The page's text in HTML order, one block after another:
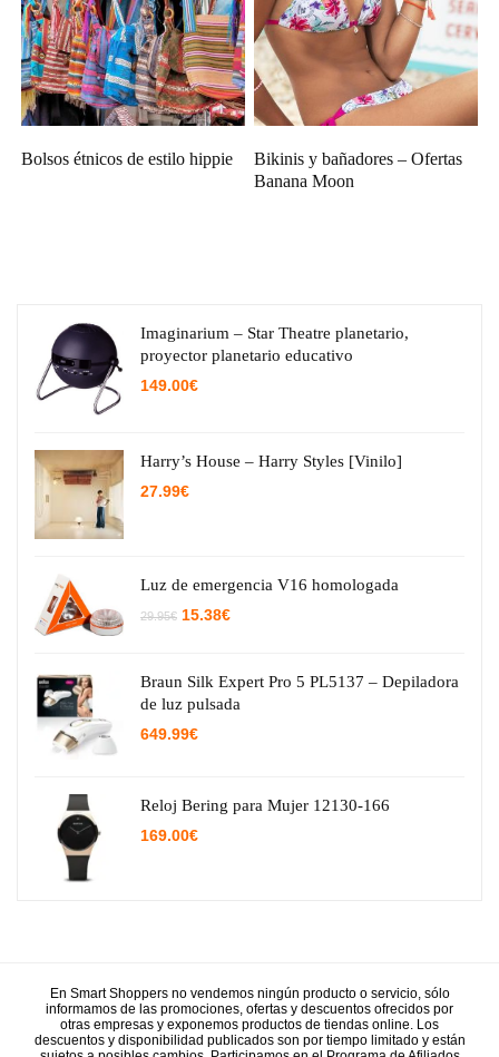
Bolsos étnicos de estilo hippie
Bikinis y bañadores – Ofertas
Banana Moon
Imaginarium – Star Theatre planetario,
proyector planetario educativo
149.00€
Harry’s House – Harry Styles [Vinilo]
27.99€
Luz de emergencia V16 homologada
29.95€ El
29.95€.
15.38€El
15.38€.
Braun Silk Expert Pro 5 PL5137 – Depiladora
de luz pulsada
649.99€
Reloj Bering para Mujer 12130-166
169.00€
En Smart Shoppers no vendemos ningún producto o servicio, sólo
informamos de las promociones, ofertas y descuentos ofrecidos por
otras empresas y exponemos productos de tiendas online. Los
descuentos y disponibilidad publicados son por tiempo limitado y están